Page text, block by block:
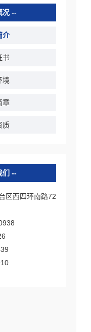
况
介
书
境
章
质
们
区西四环南路72